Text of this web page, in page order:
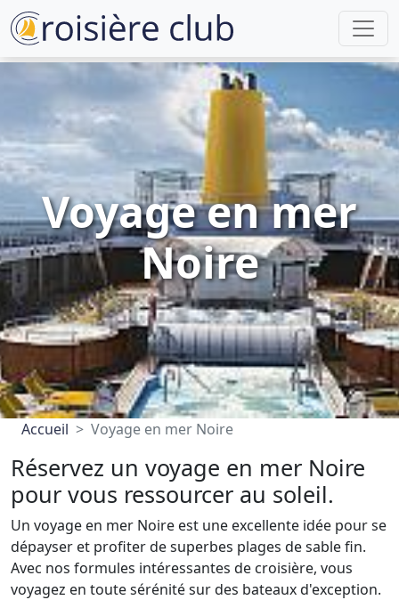
Voyage en mer
Noire
Accueil Voyage en mer Noire
Réservez un voyage en mer Noire
pour vous ressourcer au soleil.
Un voyage en mer Noire est une excellente idée pour se
dépayser et profiter de superbes plages de sable fin.
Avec nos formules intéressantes de croisière, vous
voyagez en toute sérénité sur des bateaux d'exception.